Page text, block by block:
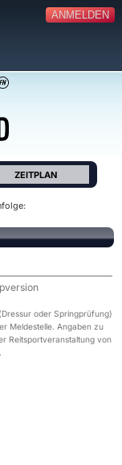
ANMELDEN
ZEITPLAN
oder Springprüfung)
Meldestelle. Angaben zu
Reitsportveranstaltung von